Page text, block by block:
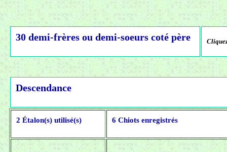
30 demi-frères ou demi-soeurs coté père
Descendance
2 Étalon(s) utilisé(s) 6 Chiots enregistrés